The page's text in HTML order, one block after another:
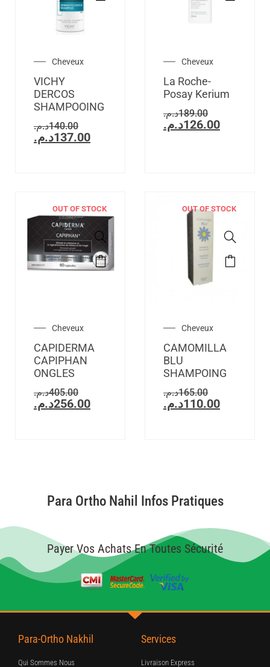
Cheveux
VICHY
DERCOS
SHAMPOOING
140.00د.م.
137.00د.م.
Cheveux
La Roche-
Posay Kerium
189.00د.م.
126.00د.م.
OUT OF STOCK
Cheveux
CAPIDERMA
CAPIPHAN
ONGLES
405.00د.م.
256.00د.م.
OUT OF STOCK
Cheveux
CAMOMILLA
BLU
SHAMPOING
165.00د.م.
110.00د.م.
Para Ortho Nahil Infos Pratiques
Payer Vos Achats En Toutes Sécurité
Para-Ortho Nakhil
Qui Sommes Nous
Services
Livraison Express